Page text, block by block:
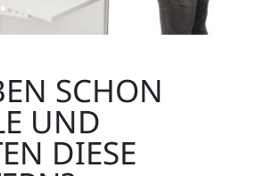
SCHON
UND
DIESE